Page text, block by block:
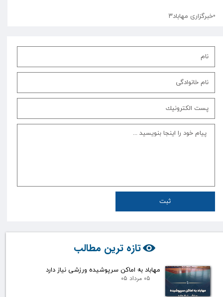
تازه ترین مطالب
مهاباد به اماکن سرپوشیده ورزشی نیاز دارد
۰۵ مرداد ۰۵
ثبت